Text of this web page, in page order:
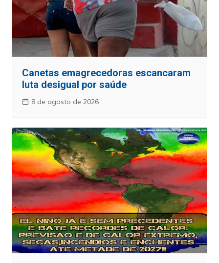
Canetas emagrecedoras escancaram
luta desigual por saúde
8 de agosto de 2026